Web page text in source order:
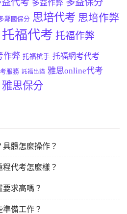
益代考 多益作弊 多益保分
鄰國保分 思培代考 思培作弊
托福代考 托福作弊
作弊 托福槍手 托福網考代考
服務 託福出貓 雅思online代考
雅思保分
體怎麼操作？
代考怎麼樣？
求高嗎？
備工作？